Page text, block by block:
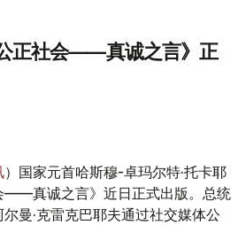
正社会——真诚之言》正
）国家元首哈斯穆-卓玛尔特·托卡耶
——真诚之言》近日正式出版。总统
曼·克雷克巴耶夫通过社交媒体公